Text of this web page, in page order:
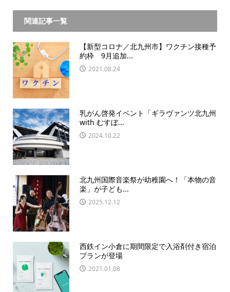
関連記事一覧
【新型コロナ／北九州市】ワクチン接種予
約枠 9月追加...
2021.08.24
乳がん啓発イベント「ギラヴァンツ北九州
with むすぼ...
2024.10.22
北九州国際音楽祭が幼稚園へ！「本物の音
楽」が子ども...
2025.12.12
西鉄イン小倉に期間限定で入浴剤付き宿泊
プランが登場
2021.01.08